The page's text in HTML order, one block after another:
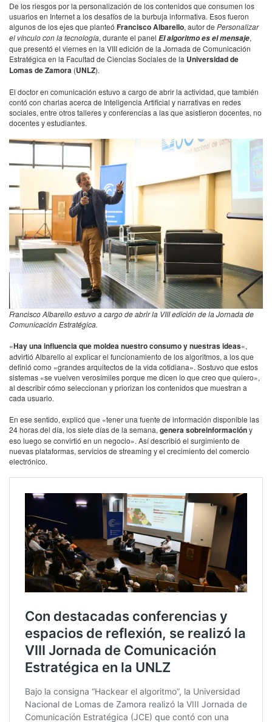
De los riesgos por la personalización de los contenidos que consumen los
usuarios en Internet a los desafíos de la burbuja informativa. Esos fueron
algunos de los ejes que planteó Francisco Albarello, autor de Personalizar
el vínculo con la tecnología, durante el panel El algoritmo es el mensaje,
que presentó el viernes en la VIII edición de la Jornada de Comunicación
Estratégica en la Facultad de Ciencias Sociales de la Universidad de
Lomas de Zamora (UNLZ).
El doctor en comunicación estuvo a cargo de abrir la actividad, que también
contó con charlas acerca de Inteligencia Artificial y narrativas en redes
sociales, entre otros talleres y conferencias a las que asistieron docentes, no
docentes y estudiantes.
Francisco Albarello estuvo a cargo de abrir la VIII edición de la Jornada de
Comunicación Estratégica.
«Hay una influencia que moldea nuestro consumo y nuestras ideas«,
advirtió Albarello al explicar el funcionamiento de los algoritmos, a los que
definió como «grandes arquitectos de la vida cotidiana». Sostuvo que estos
sistemas «se vuelven verosímiles porque me dicen lo que creo que quiero»,
al describir cómo seleccionan y priorizan los contenidos que muestran a
cada usuario.
En ese sentido, explicó que «tener una fuente de información disponible las
24 horas del día, los siete días de la semana, genera sobreinformacióny
eso luego se convirtió en un negocio». Así describió el surgimiento de
nuevas plataformas, servicios de streaming y el crecimiento del comercio
electrónico.